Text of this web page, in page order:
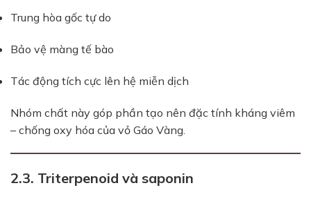
Trung hòa gốc tự do
Bảo vệ màng tế bào
Tác động tích cực lên hệ miễn dịch
Nhóm chất này góp phần tạo nên đặc tính kháng viêm
– chống oxy hóa của vỏ Gáo Vàng.
2.3. Triterpenoid và saponin